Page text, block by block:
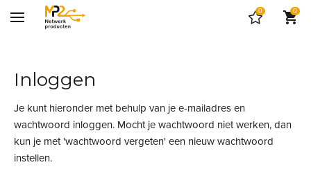
0 0
Inloggen
Je kunt hieronder met behulp van je e-mailadres en
wachtwoord inloggen. Mocht je wachtwoord niet werken, dan
kun je met 'wachtwoord vergeten' een nieuw wachtwoord
instellen.